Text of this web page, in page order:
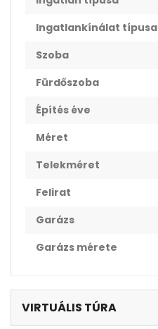
Ingatlankínálat típusa
Szoba
Fürdőszoba
Építés éve
Méret
Telekméret
Felirat
Garázs
Garázs mérete
VIRTUÁLIS TÚRA